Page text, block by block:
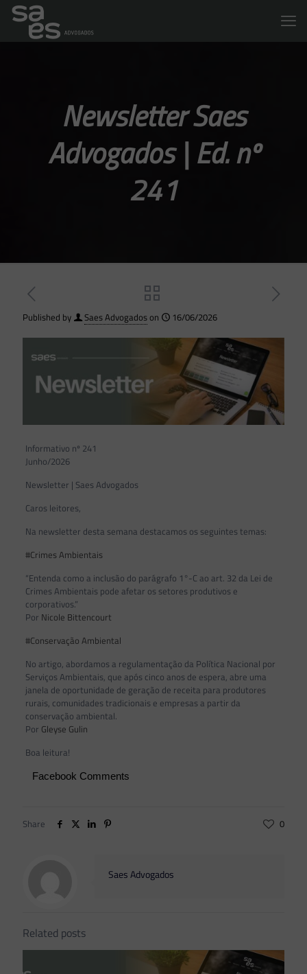
Newsletter Saes
Advogados | Ed. nº
241
Published by Saes Advogadoson 16/06/2026
Informativo nº 241
Junho/2026
Newsletter | Saes Advogados
Caros leitores,
Na newsletter desta semana destacamos os seguintes temas:
#Crimes Ambientais
“Entenda como a inclusão do parágrafo 1°-C ao art. 32 da Lei de
Crimes Ambientais pode afetar os setores produtivos e
corporativos.”
Por Nicole Bittencourt
#Conservação Ambiental
No artigo, abordamos a regulamentação da Política Nacional por
Serviços Ambientais, que após cinco anos de espera, abre uma
janela de oportunidade de geração de receita para produtores
rurais, comunidades tradicionais e empresas a partir da
conservação ambiental.
Por Gleyse Gulin
Boa leitura!
Facebook Comments
Share 0
Saes Advogados
Related posts